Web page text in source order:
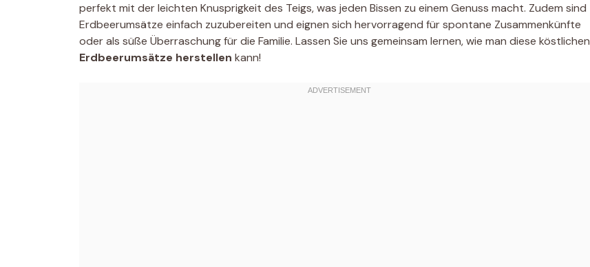
perfekt mit der leichten Knusprigkeit des Teigs, was jeden Bissen zu einem Genuss macht. Zudem sind
Erdbeerumsätze einfach zuzubereiten und eignen sich hervorragend für spontane Zusammenkünfte
oder als süße Überraschung für die Familie. Lassen Sie uns gemeinsam lernen, wie man diese köstlichen
Erdbeerumsätze herstellen kann!